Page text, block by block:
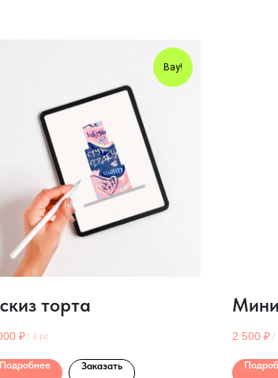
Вау!
торта
₽ / 1 pc
Подробнее Заказать
2 500 ₽ /